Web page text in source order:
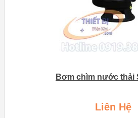
Bơm chìm nước thải
Liên Hệ